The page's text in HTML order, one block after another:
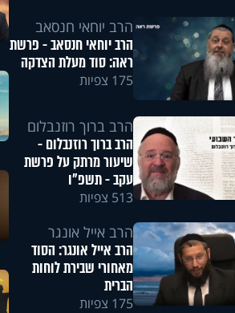
הרב יוחאי חנסאב
הרב יוחאי חנסאב - פרשת
ראה: סוד מעלת הצדקה
175 צפיות
הרב ברוך רוזנבלום
הרב ברוך רוזנבלום -
שיעור מרתק על פרשת
עקב - תשפ"ו
513 צפיות
הרב אייל אונגר
הרב אייל אונגר: הסוד
מאחורי שבירת לוחות
הברית
175 צפיות